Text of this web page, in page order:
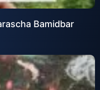
Bamidbar